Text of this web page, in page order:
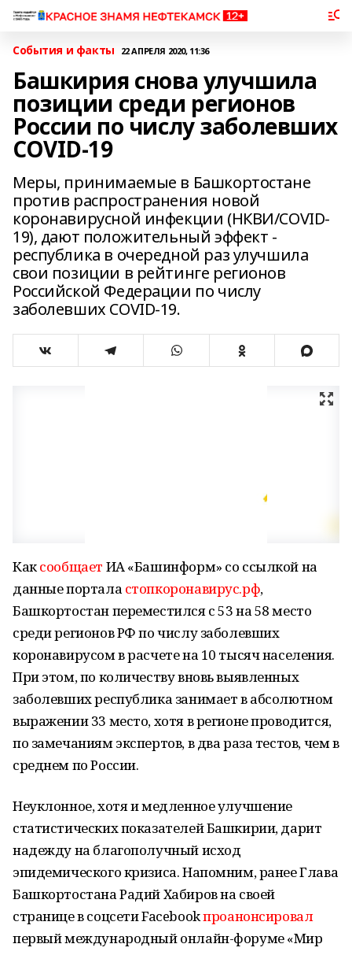
События и факты 22 АПРЕЛЯ 2020, 11:36
Башкирия снова улучшила
позиции среди регионов
России по числу заболевших
COVID-19
Меры, принимаемые в Башкортостане
против распространения новой
коронавирусной инфекции (НКВИ/COVID-
19), дают положительный эффект -
республика в очередной раз улучшила
свои позиции в рейтинге регионов
Российской Федерации по числу
заболевших COVID-19.
Каксообщает ИА «Башинформ» со ссылкой на
данные портала стопкоронавирус.рф,
Башкортостан переместился с 53 на 58 место
среди регионов РФ по числу заболевших
коронавирусом в расчете на 10 тысяч населения.
При этом, по количеству вновь выявленных
заболевших республика занимает в абсолютном
выражении 33 место, хотя в регионе проводится,
по замечаниям экспертов, в два раза тестов, чем в
среднем по России.
Неуклонное, хотя и медленное улучшение
статистических показателей Башкирии, дарит
надежду на благополучный исход
эпидемического кризиса. Напомним, ранее Глава
Башкортостана Радий Хабиров на своей
странице в соцсети Facebookпроанонсировал
первый международный онлайн-форуме «Мир